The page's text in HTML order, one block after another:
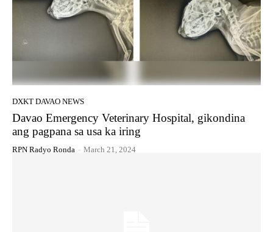
DXKT DAVAO NEWS
Davao Emergency Veterinary Hospital, gikondina
ang pagpana sa usa ka iring
RPN Radyo Ronda - March 21, 2024